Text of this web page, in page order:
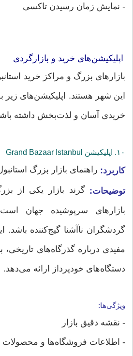
- نمایش زمان رسیدن تاکسی
اپلیکیشن‌های خرید و بازارگردی
بازارهای بزرگ و مراکز خرید
این شهر هستند. اپلیکیشن‌های زیر
خریدی آسان و لذت‌بخش داشته
۱۰. اپلیکیشن‌ Grand Bazaar Istanbul
کاربرد: راهنمای بازار بزرگ
توضیحات: گرند بازار یکی از
بازارهای سرپوشیده جهان
گردشگران ناآشنا گیج‌کننده باشد.
مفیدی درباره گذرگاه‌های تاریخی،
دستگاه‌های خودپرداز ارائه می‌دهد.
ویژگی‌ها:
- نقشه دقیق بازار
- اطلاعات فروشگاه‌ها و محصولات